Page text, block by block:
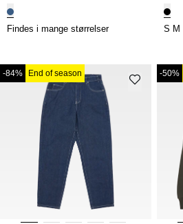
Findes i mange størrelser S M
-84% End of season -50%